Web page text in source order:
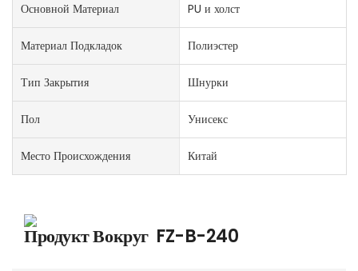
Основной Материал PU и холст
Материал Подкладок Полиэстер
Тип Закрытия Шнурки
Пол Унисекс
Место Происхождения Китай
Продукт Вокруг FZ-B-240